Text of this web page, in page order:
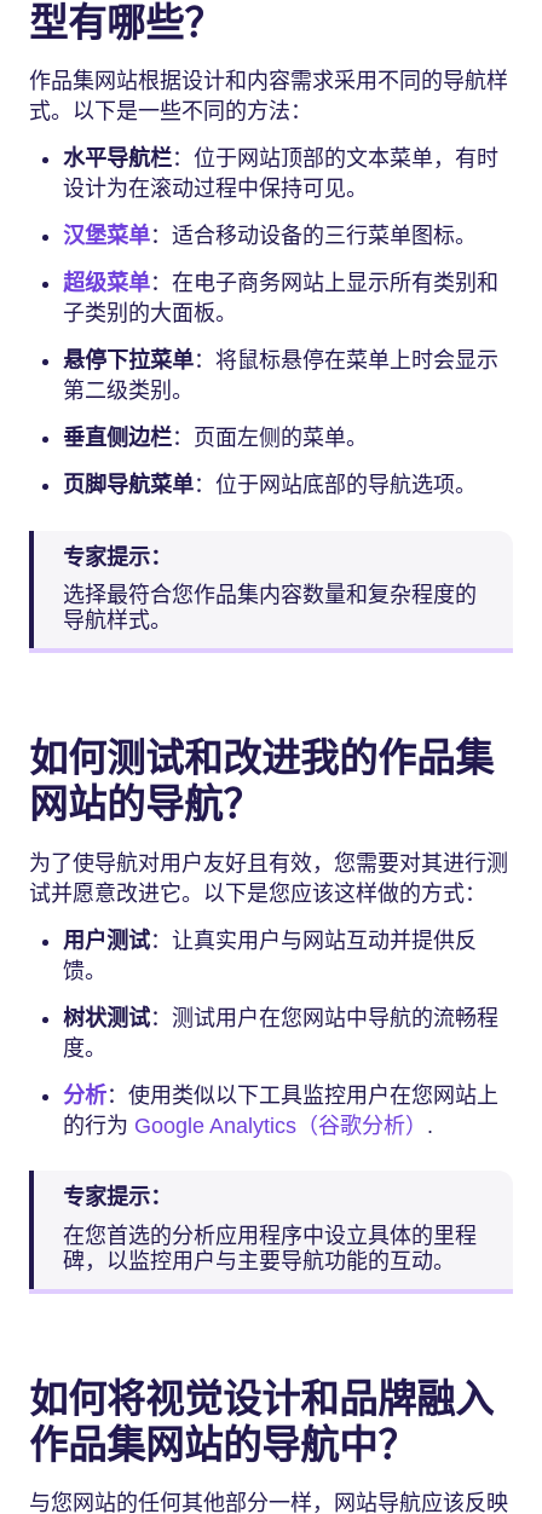
型有哪些？
作品集网站根据设计和内容需求采用不同的导航样
式。以下是一些不同的方法：
水平导航栏：位于网站顶部的文本菜单，有时
设计为在滚动过程中保持可见。
汉堡菜单：适合移动设备的三行菜单图标。
超级菜单：在电子商务网站上显示所有类别和
子类别的大面板。
悬停下拉菜单：将鼠标悬停在菜单上时会显示
第二级类别。
垂直侧边栏：页面左侧的菜单。
页脚导航菜单：位于网站底部的导航选项。
专家提示：
选择最符合您作品集内容数量和复杂程度的
导航样式。
如何测试和改进我的作品集
网站的导航？
为了使导航对用户友好且有效，您需要对其进行测
试并愿意改进它。以下是您应该这样做的方式：
用户测试：让真实用户与网站互动并提供反
馈。
树状测试：测试用户在您网站中导航的流畅程
度。
分析：使用类似以下工具监控用户在您网站上
的行为 Google Analytics（谷歌分析） .
专家提示：
在您首选的分析应用程序中设立具体的里程
碑，以监控用户与主要导航功能的互动。
如何将视觉设计和品牌融入
作品集网站的导航中？
与您网站的任何其他部分一样，网站导航应该反映